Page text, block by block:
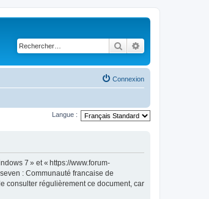
Rechercher
Connexion
Langue :
7 » et « https://www.forum-
: Communauté francaise de
consulter régulièrement ce document, car